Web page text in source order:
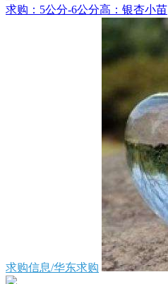
求购：5公分-6公分高：银杏小苗
求购信息/华东求购